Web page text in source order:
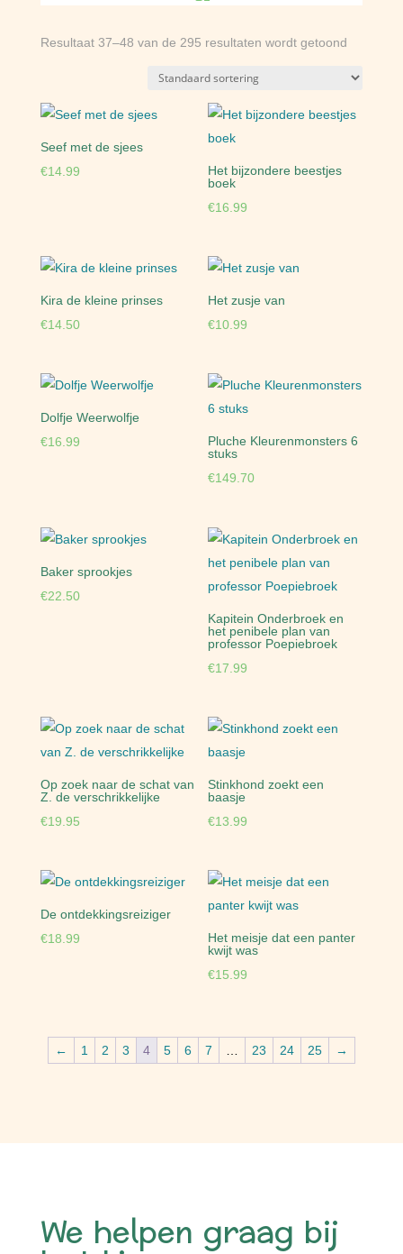
Resultaat 37–48 van de 295 resultaten wordt getoond
Seef met de sjees
€14.99
Het bijzondere beestjes
boek
€16.99
Kira de kleine prinses
€14.50
Het zusje van
€10.99
Dolfje Weerwolfje
€16.99
Pluche Kleurenmonsters 6
stuks
€149.70
Baker sprookjes
€22.50
Kapitein Onderbroek en
het penibele plan van
professor Poepiebroek
€17.99
Op zoek naar de schat van
Z. de verschrikkelijke
€19.95
Stinkhond zoekt een
baasje
€13.99
De ontdekkingsreiziger
€18.99
Het meisje dat een panter
kwijt was
€15.99
← 1 2 3 4 5 6 7 … 23 24 25 →
We helpen graag bij